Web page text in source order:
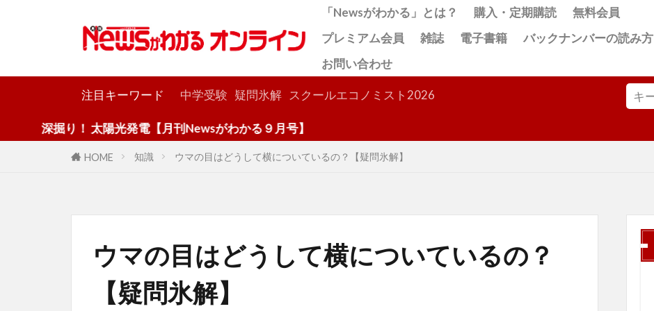
「Newsがわかる」とは？ 購入・定期購読
無料会員
プレミアム会員
雑誌 電子書籍
バックナンバーの読み方
お問い合わせ
注目キーワード 中学受験 疑問氷解 スクールエコノミスト2026
！ 太陽光発電【月刊Newsがわかる９月号】
HOME 知識 ウマの目はどうして横についているの？【疑問氷解】
ウマの目はどうして横についているの？
【疑問氷解】
検索